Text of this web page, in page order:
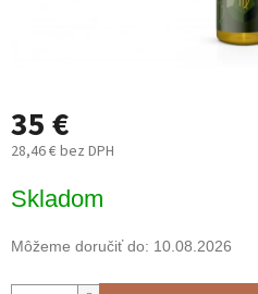
35 €
28,46 € bez DPH
cena:
Skladom
Môžeme doručiť do: 10.08.2026